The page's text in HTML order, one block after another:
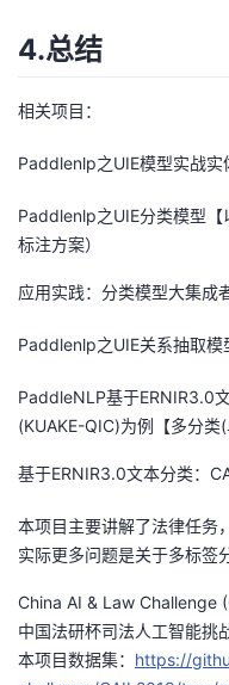
4.总结
相关项目：
Paddlenlp之UIE模型实战实
Paddlenlp之UIE分类模型
标注方案）
应用实践：分类模型大集
Paddlenlp之UIE关系抽取模
PaddleNLP基于ERNIR3.0
(KUAKE-QIC)为例【多分类(
基于ERNIR3.0文本分类：
本项目主要讲解了法律任务
实际更多问题是关于多标签
China AI & Law Challenge
中国法研杯司法人工智能挑
本项目数据集： https://